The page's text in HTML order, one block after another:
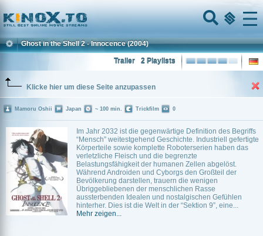
Home
Menu
Ghost in the Shell 2 - Innocence (2004)
2 Playlists
Trailer
Klicke hier um diese Seite anzupassen
Im Jahr 2032 ist die gegenwärtige Definition des Begriffs
“Mensch” weitestgehend Geschichte. Industriell gefertigte
Körperteile sowie komplette Roboterserien haben das
verletzliche Fleisch und die begrenzte
Belastungsfähigkeit der humanen Zellen abgelöst.
Während Androiden und Cyborgs den Großteil der
Bevölkerung darstellen, trauern die wenigen
Übriggebliebenen der menschlichen Rasse
aussterbenden Idealen und nostalgischen Gefühlen
hinterher. Dies ist die Welt in der “Sektion 9”, eine...
Mehr zeigen...
Mamoru Oshii Japan ~ 100 min. Trickfilm 0